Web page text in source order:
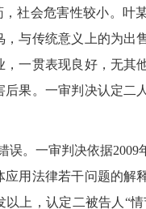
社会危害性较小。叶
与传统意义上的为出
一贯表现良好，无其
果。一审判决认定二
误。一审判决依据2009
用法律若干问题的解
上，认定二被告人“